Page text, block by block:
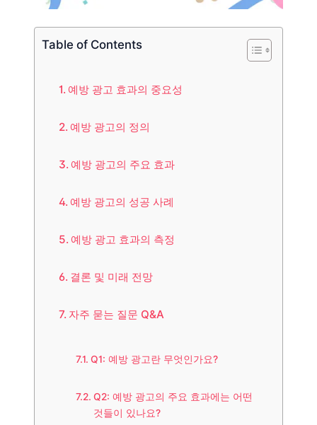
Table of Contents
예방 광고 효과의 중요성
예방 광고의 정의
예방 광고의 주요 효과
예방 광고의 성공 사례
예방 광고 효과의 측정
결론 및 미래 전망
자주 묻는 질문 Q&A
Q1: 예방 광고란 무엇인가요?
Q2: 예방 광고의 주요 효과에는 어떤
것들이 있나요?